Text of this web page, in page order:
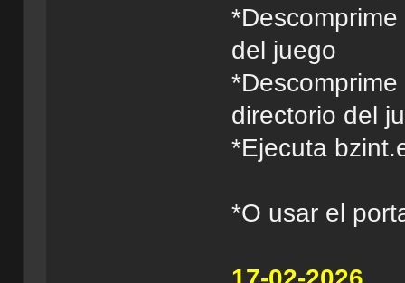
del juego
directorio del
*Ejecuta
*O usar el